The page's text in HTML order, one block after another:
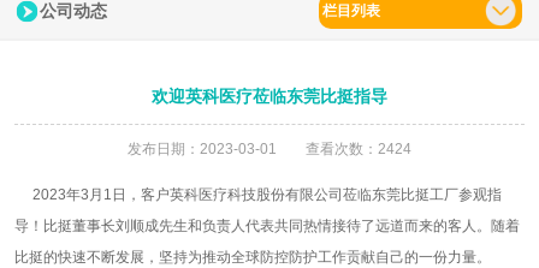
公司动态 栏目列表
欢迎英科医疗莅临东莞比挺指导
发布日期：2023-03-01 查看次数：2424
2023年3月1日，客户英科医疗科技股份有限公司莅临东莞比挺工厂参观指
导！比挺董事长刘顺成先生和负责人代表共同热情接待了远道而来的客人。随着
比挺的快速不断发展，坚持为推动全球防控防护工作贡献自己的一份力量。